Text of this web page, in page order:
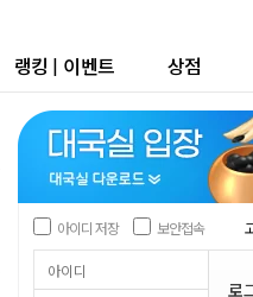
랭킹 | 이벤트 상점
아이디 저장 보안접속